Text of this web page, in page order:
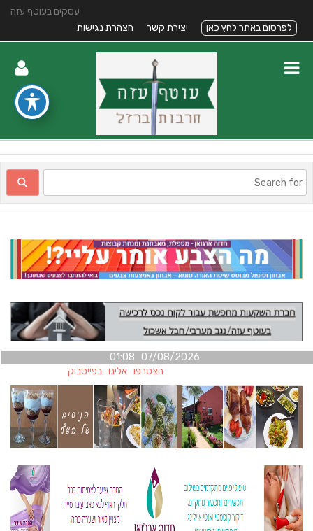
עסקים בעוטף עזה
לפרסום באתר לחץ כאן
יצירת קשר הצהרת נגישות
07/08/2026 01:08
הצטרפו אלינו בפייסבוק